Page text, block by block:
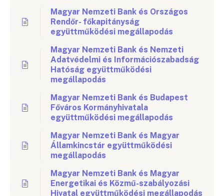
Magyar Nemzeti Bank és Országos
Rendőr- főkapitányság
együttműködési megállapodás
Magyar Nemzeti Bank és Nemzeti
Adatvédelmi és Információszabadság
Hatóság együttműködési
megállapodás
Magyar Nemzeti Bank és Budapest
Főváros Kormányhivatala
együttműködési megállapodás
Magyar Nemzeti Bank és Magyar
Államkincstár együttműködési
megállapodás
Magyar Nemzeti Bank és Magyar
Energetikai és Közmű-szabályozási
Hivatal együttműködési megállapodás